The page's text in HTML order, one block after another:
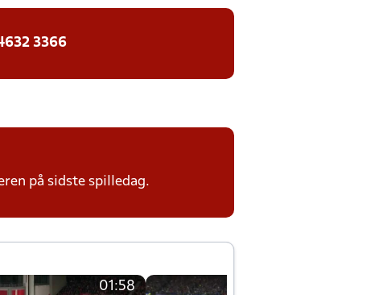
3366
på sidste spilledag.
01:58